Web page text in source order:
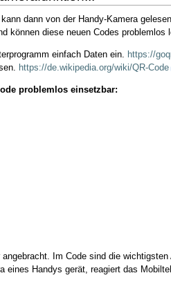
dann von der Handy-Kamera
können diese neuen Codes problemlos
einfach Daten ein. https://
https://de.wikipedia.org/wiki/QR-Code
problemlos einsetzbar:
Im Code sind die
eines Handys gerät, reagiert das